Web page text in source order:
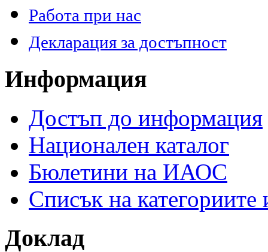
Работа при нас
Декларация за достъпност
Информация
Достъп до информация
Национален каталог
Бюлетини на ИАОС
Списък на
Доклад